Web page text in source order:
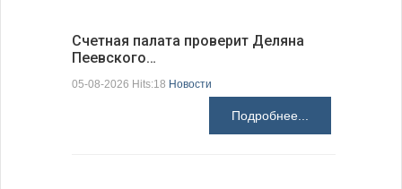
Счетная палата проверит Деляна
Пеевского…
05-08-2026 Hits:18 Новости
Подробнее...